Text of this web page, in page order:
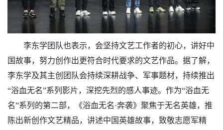
李东学团队也表示，会坚持文艺工作者的初心，讲好中
国故事，努力创作出更符合时代要求的文艺作品。据了解，
李东学及其主创团队会持续深耕战争、军事题材，持续推出
“浴血无名”系列影片，深挖先烈的感人事迹。作为“浴血无
名”系列的第二部，《浴血无名·奔袭》聚焦于无名英雄，推
陈出新创作文艺精品，讲述中国英雄故事，致敬志愿军精